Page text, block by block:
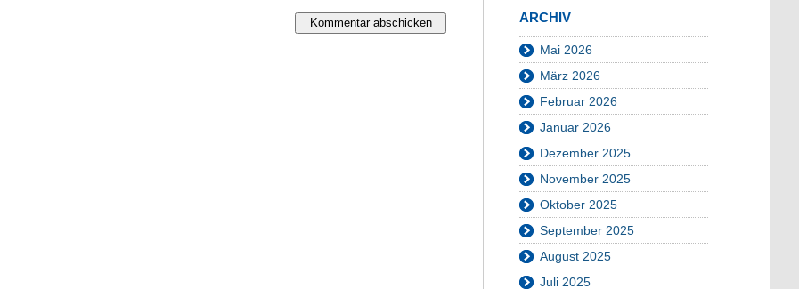
ARCHIV
Mai 2026
März 2026
Februar 2026
Januar 2026
Dezember 2025
November 2025
Oktober 2025
September 2025
August 2025
Juli 2025